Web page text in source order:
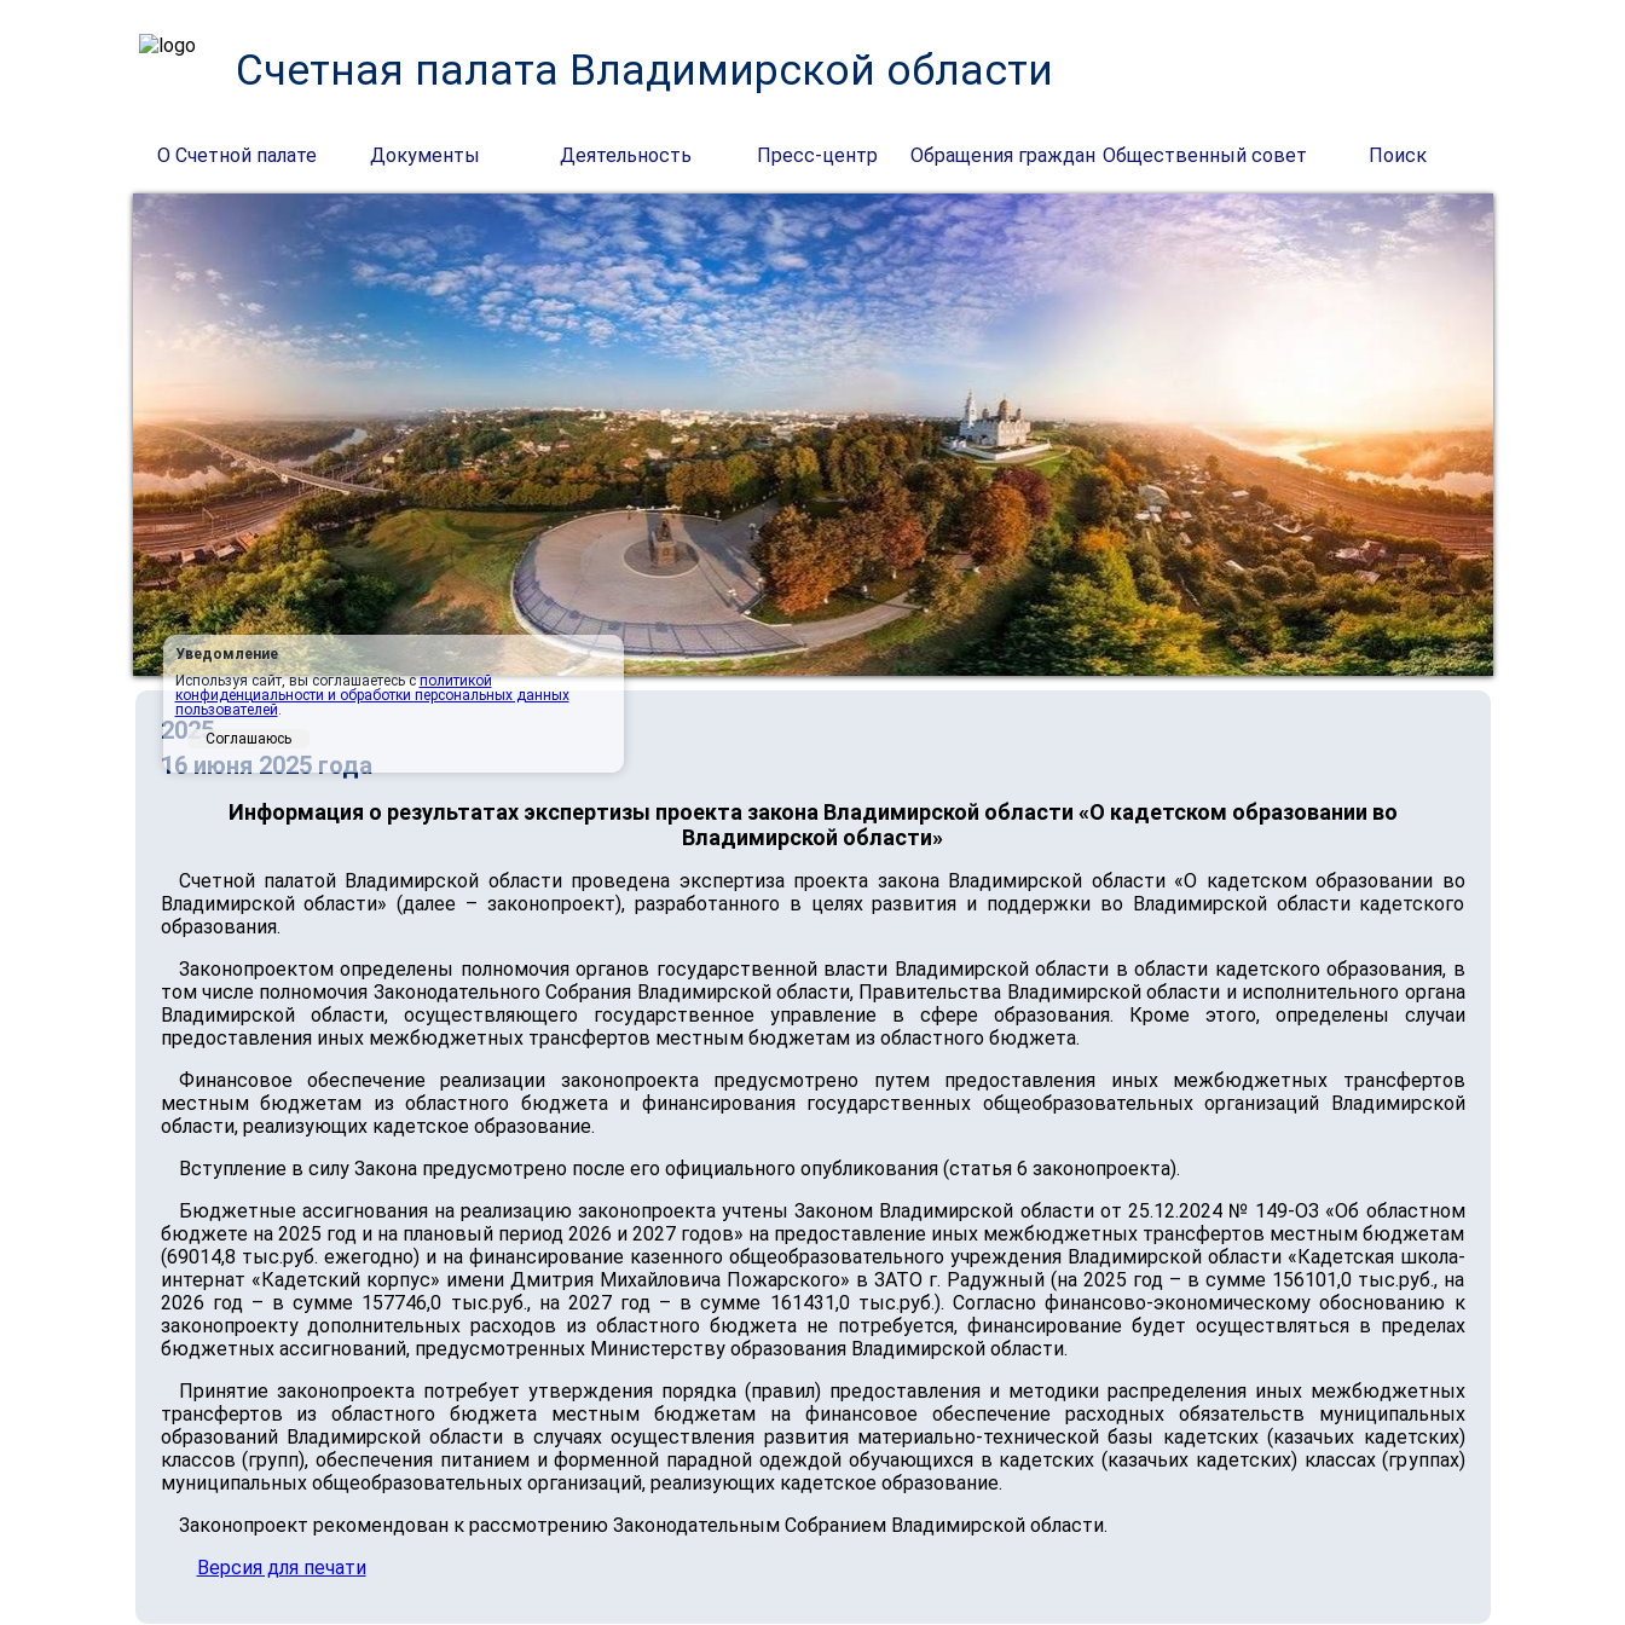
Счетная палата Владимирской области
О Счетной палате Документы Деятельность Пресс-центр Обращения граждан Общественный совет Поиск
2025
16 июня 2025 года
Информация о результатах экспертизы проекта закона Владимирской области «О кадетском образовании во
Владимирской области»
Счетной палатой Владимирской области проведена экспертиза проекта закона Владимирской области «О кадетском образовании во
Владимирской области» (далее – законопроект), разработанного в целях развития и поддержки во Владимирской области кадетского
образования.
Законопроектом определены полномочия органов государственной власти Владимирской области в области кадетского образования, в
том числе полномочия Законодательного Собрания Владимирской области, Правительства Владимирской области и исполнительного органа
Владимирской области, осуществляющего государственное управление в сфере образования. Кроме этого, определены случаи
предоставления иных межбюджетных трансфертов местным бюджетам из областного бюджета.
Финансовое обеспечение реализации законопроекта предусмотрено путем предоставления иных межбюджетных трансфертов
местным бюджетам из областного бюджета и финансирования государственных общеобразовательных организаций Владимирской
области, реализующих кадетское образование.
Вступление в силу Закона предусмотрено после его официального опубликования (статья 6 законопроекта).
Бюджетные ассигнования на реализацию законопроекта учтены Законом Владимирской области от 25.12.2024 № 149-ОЗ «Об областном
бюджете на 2025 год и на плановый период 2026 и 2027 годов» на предоставление иных межбюджетных трансфертов местным бюджетам
(69014,8 тыс.руб. ежегодно) и на финансирование казенного общеобразовательного учреждения Владимирской области «Кадетская школа-
интернат «Кадетский корпус» имени Дмитрия Михайловича Пожарского» в ЗАТО г. Радужный (на 2025 год – в сумме 156101,0 тыс.руб., на
2026 год – в сумме 157746,0 тыс.руб., на 2027 год – в сумме 161431,0 тыс.руб.). Согласно финансово-экономическому обоснованию к
законопроекту дополнительных расходов из областного бюджета не потребуется, финансирование будет осуществляться в пределах
бюджетных ассигнований, предусмотренных Министерству образования Владимирской области.
Принятие законопроекта потребует утверждения порядка (правил) предоставления и методики распределения иных межбюджетных
трансфертов из областного бюджета местным бюджетам на финансовое обеспечение расходных обязательств муниципальных
образований Владимирской области в случаях осуществления развития материально-технической базы кадетских (казачьих кадетских)
классов (групп), обеспечения питанием и форменной парадной одеждой обучающихся в кадетских (казачьих кадетских) классах (группах)
муниципальных общеобразовательных организаций, реализующих кадетское образование.
Законопроект рекомендован к рассмотрению Законодательным Собранием Владимирской области.
Версия для печати
Уведомление
Используя сайт, вы соглашаетесь сполитикой
конфиденциальности и обработки персональных данных
пользователей.
Соглашаюсь